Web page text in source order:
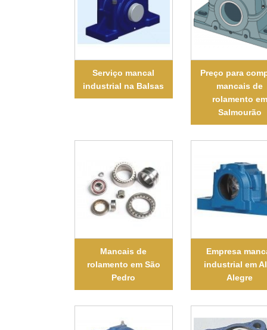
Serviço mancal
industrial na Balsas
Preço para
mancais de
rolamento em
Salmourão
Mancais de
rolamento em São
Pedro
Empresa
industrial em
Alegre